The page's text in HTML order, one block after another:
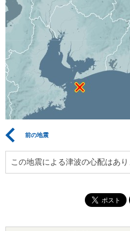
前の地震
この地震による津波の心配はあり